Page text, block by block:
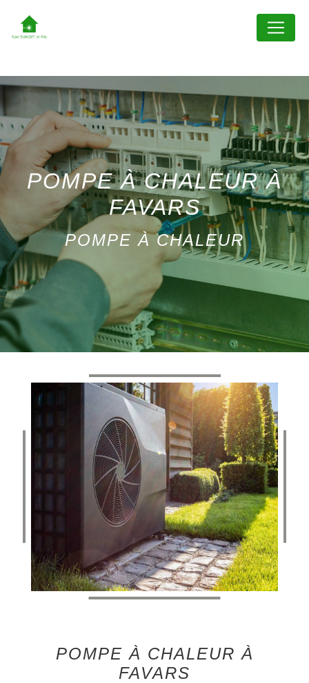
POMPE À CHALEUR À
FAVARS
POMPE À CHALEUR
POMPE À CHALEUR À
FAVARS